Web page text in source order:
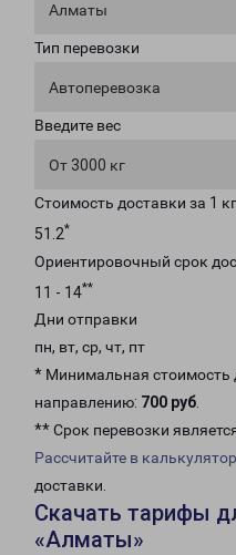
Алматы
Тип перевозки
Автоперевозка
Введите вес
От 3000 кг
Стоимость доставки за 1
51.2*
Ориентировочный срок
11 - 14**
Дни отправки
пн, вт, ср, чт, пт
* Минимальная стоимость
направлению: 700 руб.
** Срок перевозки
Рассчитайте в
доставки.
Скачать тарифы
«Алматы»